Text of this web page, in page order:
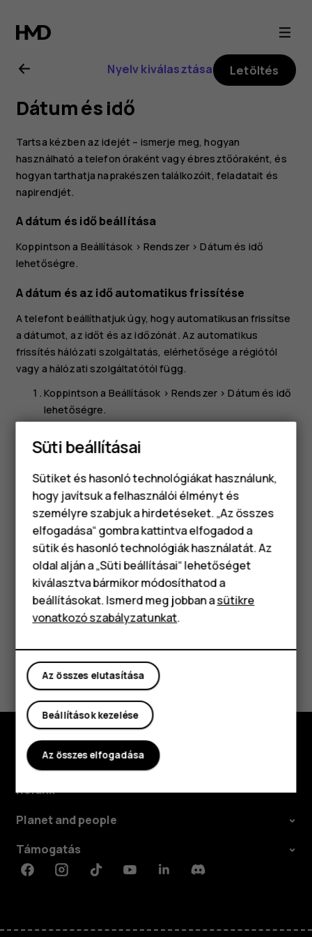
Nokia
8.1
felhasználói
kézikönyv
Okostelefonok
Klasszikus telefonok
Tartozékok
Táblagépek
Nyelv kiválasztása Letöltés
Dátum és idő
Tartsa kézben az idejét – ismerje meg, hogyan
használható a telefon óraként vagy ébresztőóraként, és
hogyan tarthatja naprakészen találkozóit, feladatait és
napirendjét.
A dátum és idő beállítása
Koppintson a Beállítások > Rendszer>Dátum és idő
lehetőségre.
A dátum és az idő automatikus frissítése
A telefont beállíthatjuk úgy, hogy automatikusan frissítse
a dátumot, az időt és az időzónát. Az automatikus
frissítés hálózati szolgáltatás, elérhetősége a régiótól
vagy a hálózati szolgáltatótól függ.
Koppintson a Beállítások > Rendszer>Dátum és idő
lehetőségre.
Az óra átállítása a 24 órás megjelenítési
formátumra
Koppintson aBeállítások>Rendszer>Dátum és idő
lehetőségre, és kapcsolja be a24 órás formátum
használatabeállítást.
Hasznosnak találtad?
Igen Nem
Fedezd fel
Rólunk
Planet and people
Támogatás
FacebookInstagramTiktokYoutubeLinkedinDiscord
Süti beállításai
Sütiket és hasonló technológiákat használunk,
hogy javítsuk a felhasználói élményt és
személyre szabjuk a hirdetéseket. „Az összes
elfogadása“ gombra kattintva elfogadod a
sütik és hasonló technológiák használatát. Az
oldal alján a „Süti beállításai“ lehetőséget
kiválasztva bármikor módosíthatod a
beállításokat. Ismerd meg jobban asütikre
vonatkozó szabályzatunkat.
Az összes elutasítása
Beállítások kezelése
Az összes elfogadása